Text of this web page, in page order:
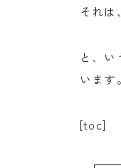
それは、
と、
います。
[toc]